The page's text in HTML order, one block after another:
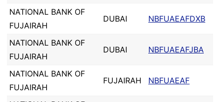
NATIONAL BANK OF
FUJAIRAH
DUBAI NBFUAEAFDXB
NATIONAL BANK OF
FUJAIRAH
DUBAI NBFUAEAFJBA
NATIONAL BANK OF
FUJAIRAH
FUJAIRAH NBFUAEAF